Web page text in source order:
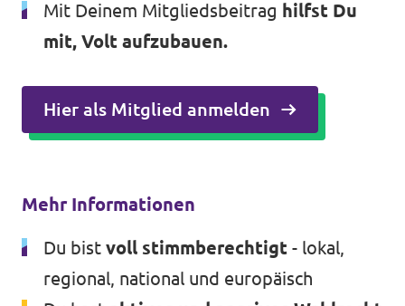
Mit Deinem Mitgliedsbeitrag hilfst Du
mit, Volt aufzubauen.
Hier als Mitglied anmelden
Mehr Informationen
Du bist voll stimmberechtigt - lokal,
regional, national und europäisch